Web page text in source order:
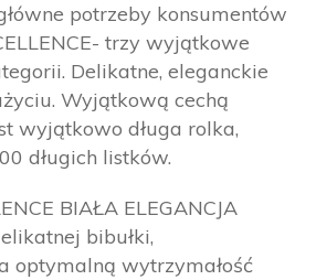
potrzeby konsumentów
trzy wyjątkowe
Delikatne, eleganckie
Wyjątkową cechą
wyjątkowo długa rolka,
długich listków.
BIAŁA ELEGANCJA
bibułki,
optymalną wytrzymałość